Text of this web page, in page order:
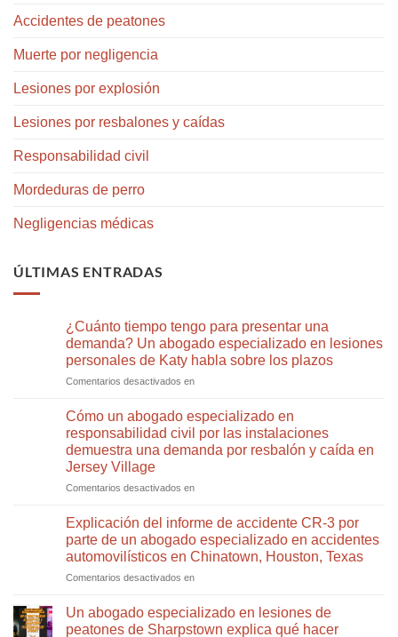
Accidentes de peatones
Muerte por negligencia
Lesiones por explosión
Lesiones por resbalones y caídas
Responsabilidad civil
Mordeduras de perro
Negligencias médicas
ÚLTIMAS ENTRADAS
¿Cuánto tiempo tengo para presentar una
demanda? Un abogado especializado en lesiones
personales de Katy habla sobre los plazos
Comentarios desactivados en¿Cuánto
tengo
para
presentar
una
Un
especializado
lesiones
personales
de
habla
sobre
Cómo un abogado especializado en
responsabilidad civil por las instalaciones
demuestra una demanda por resbalón y caída en
Jersey Village
Comentarios desactivados enCómo
abogado
especializado
en
responsabilidad
civil
propietarios
demuestra
Explicación del informe de accidente CR-3 por
parte de un abogado especializado en accidentes
automovilísticos en Chinatown, Houston, Texas
Comentarios desactivados enExplicación
informe
de
Un abogado especializado en lesiones de
peatones de Sharpstown explica qué hacer